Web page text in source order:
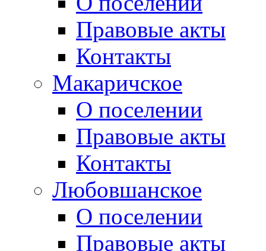
Правовые акты
Контакты
Макаричское
О поселении
Правовые акты
Контакты
Любовшанское
О поселении
Правовые акты